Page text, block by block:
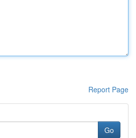
Report Page
Go